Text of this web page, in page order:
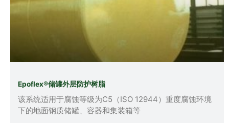
Epoflex®储罐外层防护树脂
该系统适用于腐蚀等级为C5（ISO 12944）重度腐蚀环境
下的地面钢质储罐、容器和集装箱等